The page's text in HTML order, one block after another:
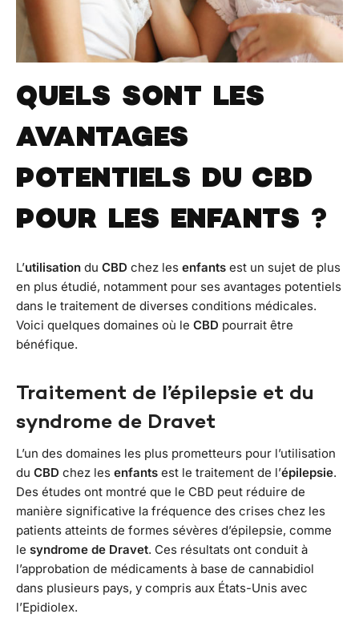
QUELS SONT LES
AVANTAGES
POTENTIELS DU CBD
POUR LES ENFANTS ?
L’utilisation du CBD chez les enfants est un sujet de plus
en plus étudié, notamment pour ses avantages potentiels
dans le traitement de diverses conditions médicales.
Voici quelques domaines où le CBD pourrait être
bénéfique.
Traitement de l’épilepsie et du
syndrome de Dravet
L’un des domaines les plus prometteurs pour l’utilisation
du CBD chez les enfants est le traitement de l’épilepsie.
Des études ont montré que le CBD peut réduire de
manière significative la fréquence des crises chez les
patients atteints de formes sévères d’épilepsie, comme
le syndrome de Dravet. Ces résultats ont conduit à
l’approbation de médicaments à base de cannabidiol
dans plusieurs pays, y compris aux États-Unis avec
l’Epidiolex.